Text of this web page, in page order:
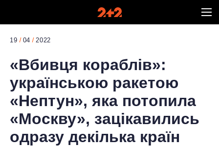
19 04 2022
«Вбивця кораблів»:
українською ракетою
«Нептун», яка потопила
«Москву», зацікавились
одразу декілька країн